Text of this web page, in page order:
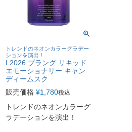
トレンドのネオンカラーグラデー
ションを演出！
L2026 ブラング リキッド
エモーショナリー キャン
ディームスク
販売価格 ¥1,780税込
トレンドのネオンカラーグ
ラデーションを演出！